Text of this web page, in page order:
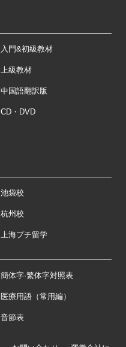
入門&初級教材
上級教材
中国語翻訳版
CD・DVD
池袋校
杭州校
上海プチ留学
簡体字·繁体字対照表
医療用語（常用編）
音節表